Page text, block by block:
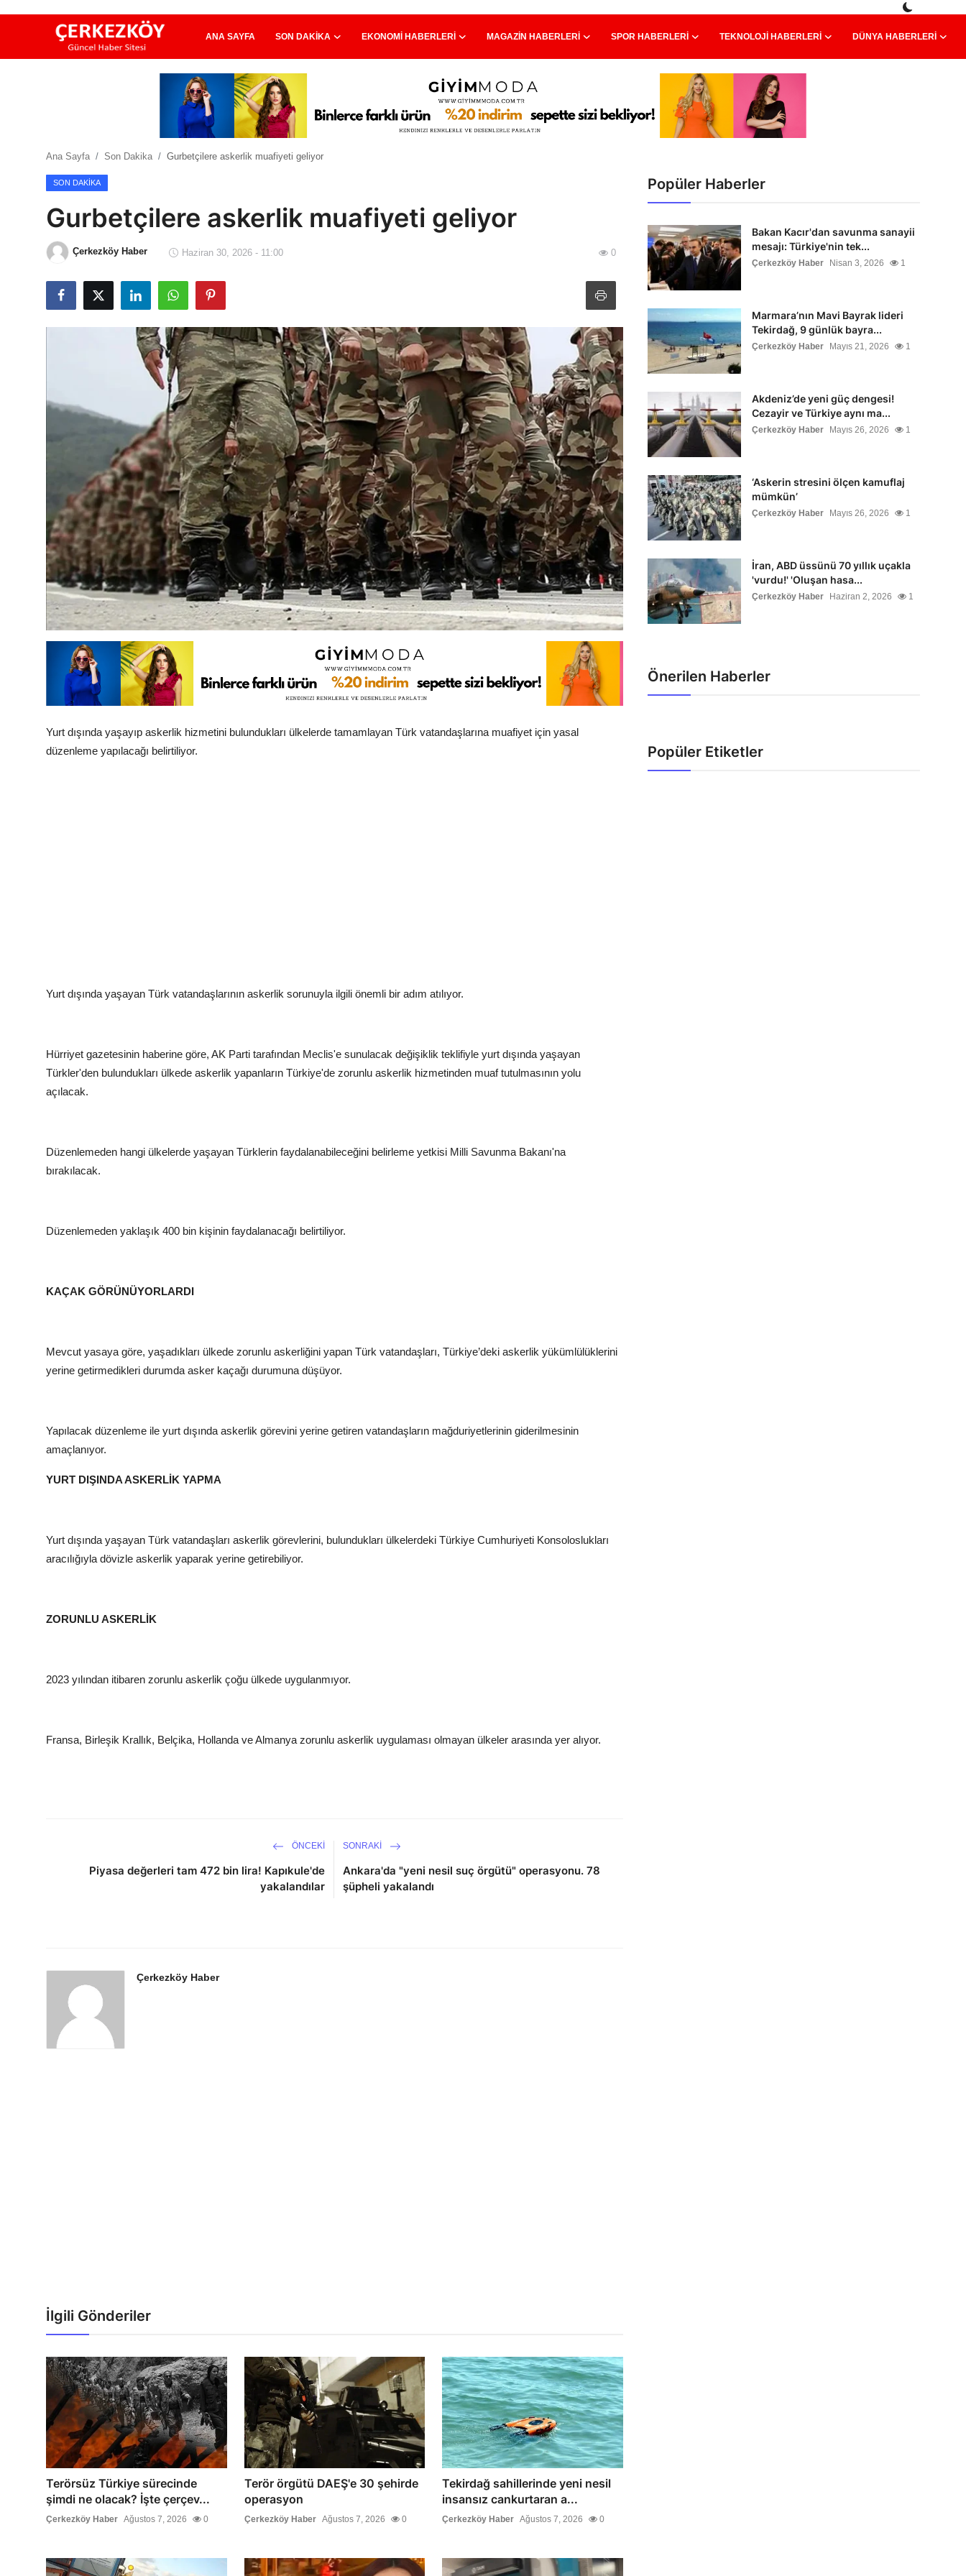
ANA SAYFA SON DAKIKA EKONOMI HABERLERI MAGAZIN HABERLERI SPOR HABERLERI TEKNOLOJI HABERLERI DÜNYA HABERLERI
Ekonomi Haberleri
Dünya Haberleri
Ana Sayfa Son Dakika Gurbetçilere askerlik muafiyeti geliyor
SON DAKIKA
Gurbetçilere askerlik muafiyeti geliyor
Çerkezköy Haber Haziran 30, 2026 - 11:00 0
Yurt dışında yaşayıp askerlik hizmetini bulundukları ülkelerde tamamlayan Türk vatandaşlarına muafiyet için yasal
düzenleme yapılacağı belirtiliyor.
Yurt dışında yaşayan Türk vatandaşlarının askerlik sorunuyla ilgili önemli bir adım atılıyor.
Hürriyet gazetesinin haberine göre, AK Parti tarafından Meclis'e sunulacak değişiklik teklifiyle yurt dışında yaşayan
Türkler'den bulundukları ülkede askerlik yapanların Türkiye'de zorunlu askerlik hizmetinden muaf tutulmasının yolu
açılacak.
Düzenlemeden hangi ülkelerde yaşayan Türklerin faydalanabileceğini belirleme yetkisi Milli Savunma Bakanı'na
bırakılacak.
Düzenlemeden yaklaşık 400 bin kişinin faydalanacağı belirtiliyor.
KAÇAK GÖRÜNÜYORLARDI
Mevcut yasaya göre, yaşadıkları ülkede zorunlu askerliğini yapan Türk vatandaşları, Türkiye’deki askerlik yükümlülüklerini
yerine getirmedikleri durumda asker kaçağı durumuna düşüyor.
Yapılacak düzenleme ile yurt dışında askerlik görevini yerine getiren vatandaşların mağduriyetlerinin giderilmesinin
amaçlanıyor.
YURT DIŞINDA ASKERLİK YAPMA
Yurt dışında yaşayan Türk vatandaşları askerlik görevlerini, bulundukları ülkelerdeki Türkiye Cumhuriyeti Konsoloslukları
aracılığıyla dövizle askerlik yaparak yerine getirebiliyor.
ZORUNLU ASKERLİK
2023 yılından itibaren zorunlu askerlik çoğu ülkede uygulanmıyor.
Fransa, Birleşik Krallık, Belçika, Hollanda ve Almanya zorunlu askerlik uygulaması olmayan ülkeler arasında yer alıyor.
ÖNCEKI
Piyasa değerleri tam 472 bin lira! Kapıkule'de
yakalandılar
SONRAKI
Ankara'da "yeni nesil suç örgütü" operasyonu. 78
şüpheli yakalandı
Çerkezköy Haber
İlgili Gönderiler
Terörsüz Türkiye sürecinde
şimdi ne olacak? İşte çerçev...
Çerkezköy Haber Ağustos 7, 2026 0
Terör örgütü DAEŞ'e 30 şehirde
operasyon
Çerkezköy Haber Ağustos 7, 2026 0
Tekirdağ sahillerinde yeni nesil
insansız cankurtaran a...
Çerkezköy Haber Ağustos 7, 2026 0
Popüler Haberler
Bakan Kacır'dan savunma sanayii
mesajı: Türkiye'nin tek...
Çerkezköy Haber Nisan 3, 2026 1
Marmara’nın Mavi Bayrak lideri
Tekirdağ, 9 günlük bayra...
Çerkezköy Haber Mayıs 21, 2026 1
Akdeniz’de yeni güç dengesi!
Cezayir ve Türkiye aynı ma...
Çerkezköy Haber Mayıs 26, 2026 1
‘Askerin stresini ölçen kamuflaj
mümkün’
Çerkezköy Haber Mayıs 26, 2026 1
İran, ABD üssünü 70 yıllık uçakla
'vurdu!' 'Oluşan hasa...
Çerkezköy Haber Haziran 2, 2026 1
Önerilen Haberler
Popüler Etiketler